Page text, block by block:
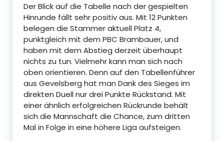
Der Blick auf die Tabelle nach der gespielten
Hinrunde fällt sehr positiv aus. Mit 12 Punkten
belegen die Stammer aktuell Platz 4,
punktgleich mit dem PBC Brambauer, und
haben mit dem Abstieg derzeit überhaupt
nichts zu tun. Vielmehr kann man sich nach
oben orientieren. Denn auf den Tabellenführer
aus Gevelsberg hat man Dank des Sieges im
direkten Duell nur drei Punkte Rückstand. Mit
einer ähnlich erfolgreichen Rückrunde behält
sich die Mannschaft die Chance, zum dritten
Mal in Folge in eine höhere Liga aufsteigen.